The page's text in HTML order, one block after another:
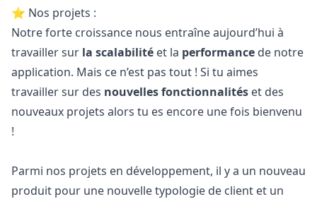
⭐ Nos projets :
Notre forte croissance nous entraîne aujourd’hui à
travailler sur la scalabilité et la performance de notre
application. Mais ce n’est pas tout ! Si tu aimes
travailler sur des nouvelles fonctionnalités et des
nouveaux projets alors tu es encore une fois bienvenu
!
Parmi nos projets en développement, il y a un nouveau
produit pour une nouvelle typologie de client et un